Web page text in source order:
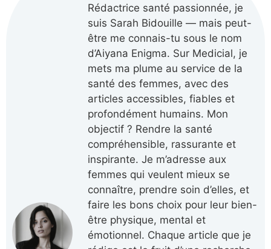
Rédactrice santé passionnée, je
suis Sarah Bidouille — mais peut-
être me connais-tu sous le nom
d’Aiyana Enigma. Sur Medicial, je
mets ma plume au service de la
santé des femmes, avec des
articles accessibles, fiables et
profondément humains. Mon
objectif ? Rendre la santé
compréhensible, rassurante et
inspirante. Je m’adresse aux
femmes qui veulent mieux se
connaître, prendre soin d’elles, et
faire les bons choix pour leur bien-
être physique, mental et
émotionnel. Chaque article que je